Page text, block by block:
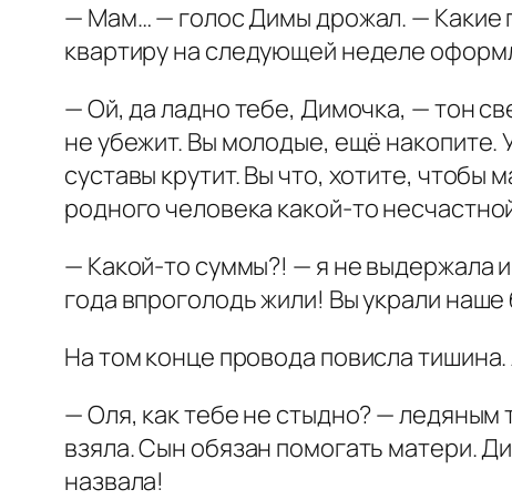
— Мам… — голос Димы дрожал. — Какие
квартиру на следующей неделе
— Ой, да ладно тебе, Димочка, — тон
не убежит. Вы молодые, ещё накопите.
суставы крутит. Вы что, хотите, чтобы
родного человека какой-то
— Какой-то суммы?! — я не выдержала
года впроголодь жили! Вы украли
На том конце провода повисла
— Оля, как тебе не стыдно? — ледяным
взяла. Сын обязан помогать матери.
назвала!